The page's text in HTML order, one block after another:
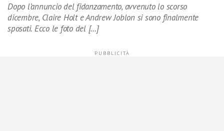
Dopo l’annuncio del fidanzamento, avvenuto lo scorso
dicembre, Claire Holt e Andrew Joblon si sono finalmente
sposati. Ecco le foto del […]